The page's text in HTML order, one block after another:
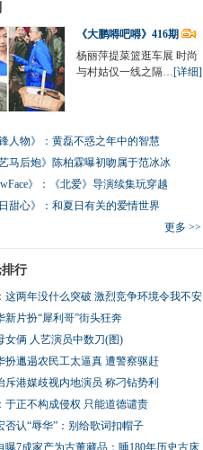
《大鹏嘚吧嘚》416期
杨丽萍提菜篮逛车展 时尚
与村姑仅一线之隔…[详细]
锋人物》：黄磊不惑之年中的智慧
艺马后炮》陈柏霖曝初吻属于范冰冰
》：《北爱》导演续集玩穿越
日甜心》：和夏日有关的爱情世界
更多 >>
行
这两年没什么突破 激烈竞争环境令我不安
新片扮“犀利哥”街头狂奔
女俩 人艺演员中数刀(图)
扮邋遢农民工太逼真 遭警察驱赶
斥港媒歧视内地演员 称刁钻势利
于正不构成侵权 只能道德谴责
否认“辱华”：别给歌词扣帽子
曝7成家产为古董藏品：睡180年历史古床